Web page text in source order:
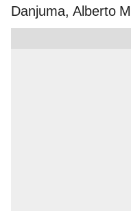
Danjuma, Alberto